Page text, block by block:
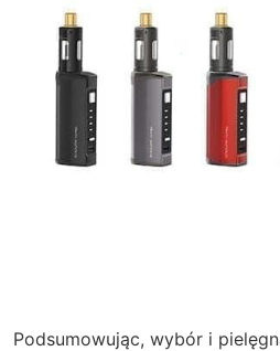
Podsumowując, wybór i